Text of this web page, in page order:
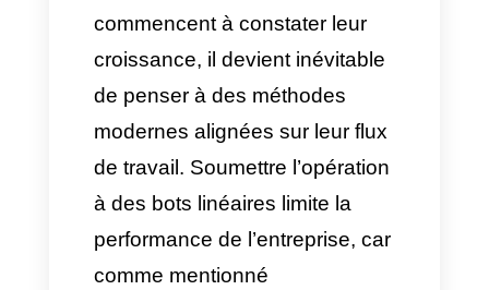
Secteur immobilier :
Imaginez qu’il est 22h00, un
utilisateur écrit pour demander
des informations sur un bien
immobilier et l’équipe
commerciale n’est pas